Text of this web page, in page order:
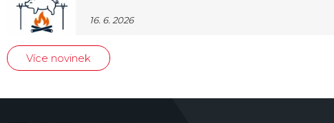
16. 6. 2026
Více novinek